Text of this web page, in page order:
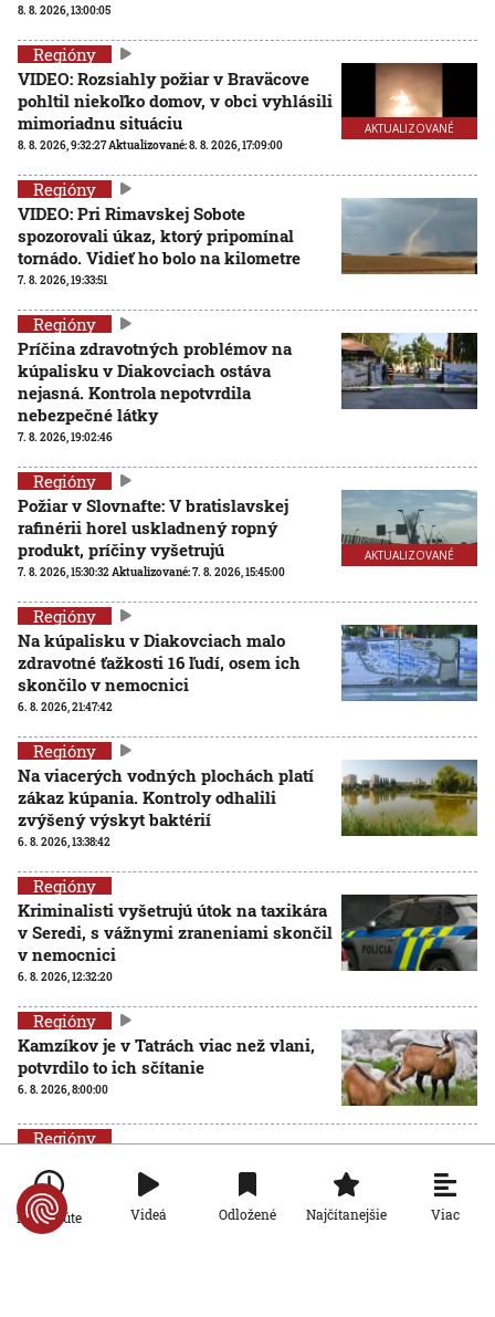
8. 8. 2026, 13:00:05
AKTUALIZOVANÉ
Regióny
VIDEO: Rozsiahly požiar v Braväcove
pohltil niekoľko domov, v obci vyhlásili
mimoriadnu situáciu
8. 8. 2026, 9:32:27 Aktualizované:8. 8. 2026, 17:09:00
Regióny
VIDEO: Pri Rimavskej Sobote
spozorovali úkaz, ktorý pripomínal
tornádo. Vidieť ho bolo na kilometre
7. 8. 2026, 19:33:51
Regióny
Príčina zdravotných problémov na
kúpalisku v Diakovciach ostáva
nejasná. Kontrola nepotvrdila
nebezpečné látky
7. 8. 2026, 19:02:46
AKTUALIZOVANÉ
Regióny
Požiar v Slovnafte: V bratislavskej
rafinérii horel uskladnený ropný
produkt, príčiny vyšetrujú
7. 8. 2026, 15:30:32 Aktualizované:7. 8. 2026, 15:45:00
Regióny
Na kúpalisku v Diakovciach malo
zdravotné ťažkosti 16 ľudí, osem ich
skončilo v nemocnici
6. 8. 2026, 21:47:42
Regióny
Na viacerých vodných plochách platí
zákaz kúpania. Kontroly odhalili
zvýšený výskyt baktérií
6. 8. 2026, 13:38:42
Regióny
Kriminalisti vyšetrujú útok na taxikára
v Seredi, s vážnymi zraneniami skončil
v nemocnici
6. 8. 2026, 12:32:20
Regióny
Kamzíkov je v Tatrách viac než vlani,
potvrdilo to ich sčítanie
6. 8. 2026, 8:00:00
Regióny
nadránom namerali rekord
5. 8. 2026, 9:24:39
Po minúte Videá Odložené Najčítanejšie Viac